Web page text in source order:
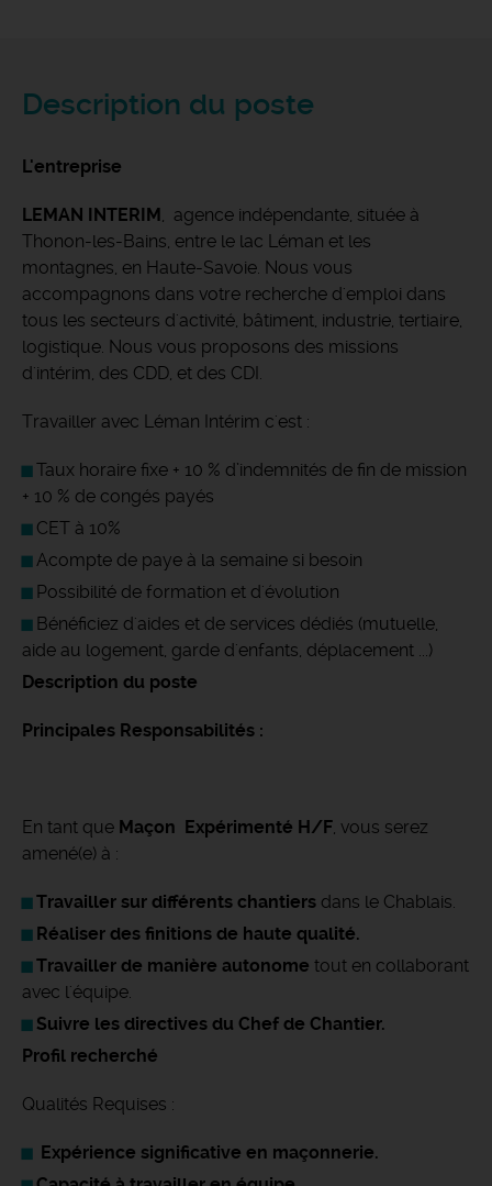
Description du poste
L'entreprise
LEMAN INTERIM, agence indépendante, située à
Thonon-les-Bains, entre le lac Léman et les
montagnes, en Haute-Savoie. Nous vous
accompagnons dans votre recherche d'emploi dans
tous les secteurs d'activité, bâtiment, industrie, tertiaire,
logistique. Nous vous proposons des missions
d'intérim, des CDD, et des CDI.
Travailler avec Léman Intérim c'est :
Taux horaire fixe + 10 % d’indemnités de fin de mission
+ 10 % de congés payés
CET à 10%
Acompte de paye à la semaine si besoin
Possibilité de formation et d'évolution
Bénéficiez d'aides et de services dédiés (mutuelle,
aide au logement, garde d'enfants, déplacement ...)
Description du poste
Principales Responsabilités :
En tant que Maçon Expérimenté H/F, vous serez
amené(e) à :
Travailler sur différents chantiers dans le Chablais.
Réaliser des finitions de haute qualité.
Travailler de manière autonome tout en collaborant
avec l'équipe.
Suivre les directives du Chef de Chantier.
Profil recherché
Qualités Requises :
Expérience significative en maçonnerie.